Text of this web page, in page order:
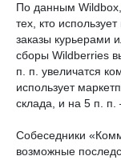
По данным Wildbox,
тех, кто
заказы курьерами
сборы Wildberries
п. п. увеличатся
использует
склада, и на 5 п. п.
Собеседники
возможные